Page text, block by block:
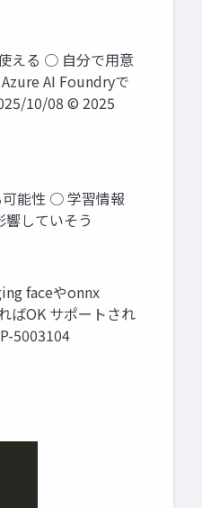
える ○ 自分で用意
AI Foundryで
10/08 © 2025
可能性 ○ 学習情報
していそう
faceやonnx
ばOK サポートされ
5003104